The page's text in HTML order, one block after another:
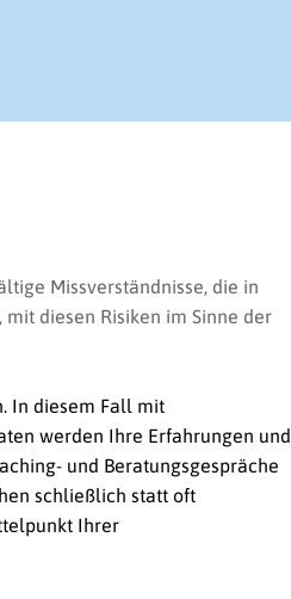
Missverständnisse, die in
diesen Risiken im Sinne der
In diesem Fall mit
werden Ihre Erfahrungen und
und Beratungsgespräche
schließlich statt oft
Ihrer